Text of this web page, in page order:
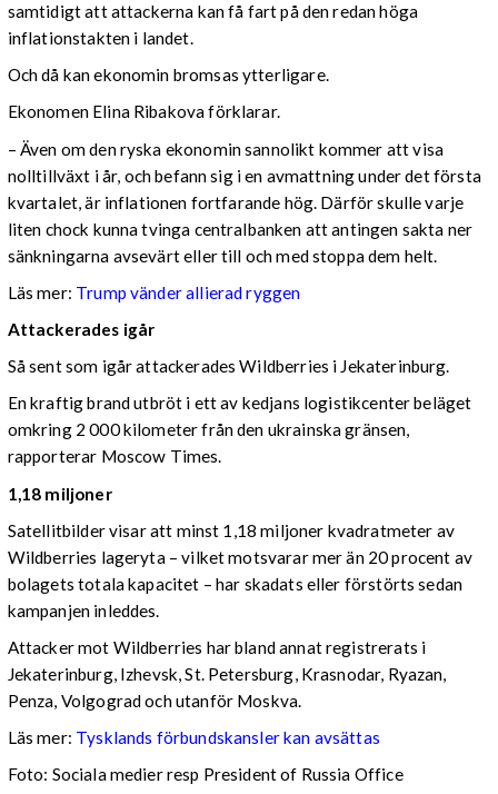
samtidigt att attackerna kan få fart på den redan höga
inflationstakten i landet.
Och då kan ekonomin bromsas ytterligare.
Ekonomen Elina Ribakova förklarar.
– Även om den ryska ekonomin sannolikt kommer att visa
nolltillväxt i år, och befann sig i en avmattning under det första
kvartalet, är inflationen fortfarande hög. Därför skulle varje
liten chock kunna tvinga centralbanken att antingen sakta ner
sänkningarna avsevärt eller till och med stoppa dem helt.
Läs mer: Trump vänder allierad ryggen
Attackerades igår
Så sent som igår attackerades Wildberries i Jekaterinburg.
En kraftig brand utbröt i ett av kedjans logistikcenter beläget
omkring 2 000 kilometer från den ukrainska gränsen,
rapporterar Moscow Times.
1,18 miljoner
Satellitbilder visar att minst 1,18 miljoner kvadratmeter av
Wildberries lageryta – vilket motsvarar mer än 20 procent av
bolagets totala kapacitet – har skadats eller förstörts sedan
kampanjen inleddes.
Attacker mot Wildberries har bland annat registrerats i
Jekaterinburg, Izhevsk, St. Petersburg, Krasnodar, Ryazan,
Penza, Volgograd och utanför Moskva.
Läs mer: Tysklands förbundskansler kan avsättas
Foto: Sociala medier resp President of Russia Office